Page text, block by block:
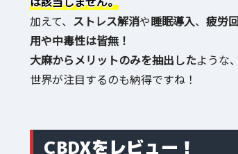
加えて、 ストレス解消や睡眠導入、 疲労
用や中毒性は皆無！
大麻からメリットのみを抽出したような、
世界が注目するのも納得ですね！
CBDXをレビュー！